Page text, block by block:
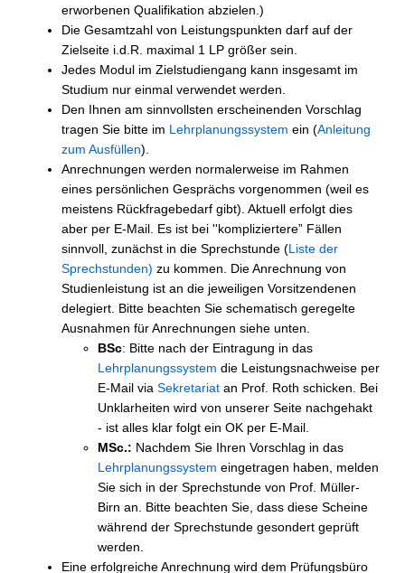
erworbenen Qualifikation abzielen.)
Die Gesamtzahl von Leistungspunkten darf auf der
Zielseite i.d.R. maximal 1 LP größer sein.
Jedes Modul im Zielstudiengang kann insgesamt im
Studium nur einmal verwendet werden.
Den Ihnen am sinnvollsten erscheinenden Vorschlag
tragen Sie bitte im Lehrplanungssystem ein (Anleitung
zum Ausfüllen).
Anrechnungen werden normalerweise im Rahmen
eines persönlichen Gesprächs vorgenommen (weil es
meistens Rückfragebedarf gibt). Aktuell erfolgt dies
aber per E-Mail. Es ist bei ''kompliziertere” Fällen
sinnvoll, zunächst in die Sprechstunde (Liste der
Sprechstunden) zu kommen. Die Anrechnung von
Studienleistung ist an die jeweiligen Vorsitzendenen
delegiert. Bitte beachten Sie schematisch geregelte
Ausnahmen für Anrechnungen siehe unten.
BSc: Bitte nach der Eintragung in das
Lehrplanungssystem die Leistungsnachweise per
E-Mail via Sekretariat an Prof. Roth schicken. Bei
Unklarheiten wird von unserer Seite nachgehakt
- ist alles klar folgt ein OK per E-Mail.
MSc.: Nachdem Sie Ihren Vorschlag in das
Lehrplanungssystem eingetragen haben, melden
Sie sich in der Sprechstunde von Prof. Müller-
Birn an. Bitte beachten Sie, dass diese Scheine
während der Sprechstunde gesondert geprüft
werden.
Eine erfolgreiche Anrechnung wird dem Prüfungsbüro